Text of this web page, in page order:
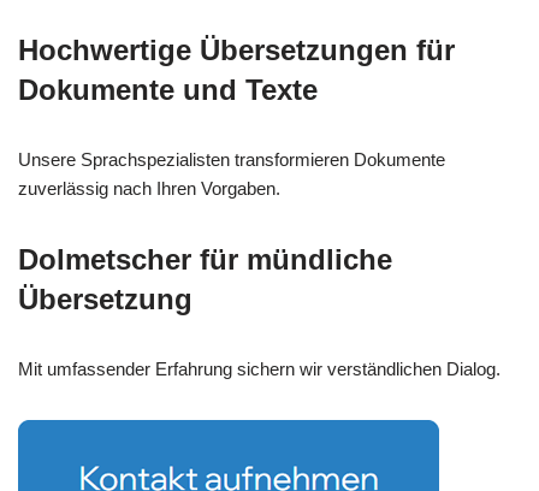
Hochwertige Übersetzungen für
Dokumente und Texte
Unsere Sprachspezialisten transformieren Dokumente
zuverlässig nach Ihren Vorgaben.
Dolmetscher für mündliche
Übersetzung
Mit umfassender Erfahrung sichern wir verständlichen Dialog.